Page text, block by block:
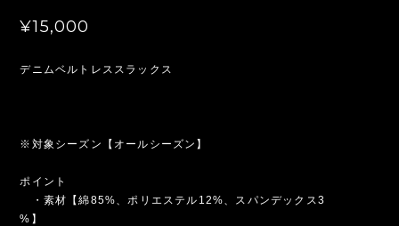
¥15,000
デニムベルトレススラックス
※対象シーズン【オールシーズン】
ポイント
・素材【綿85%、ポリエステル12%、スパンデックス3
%】